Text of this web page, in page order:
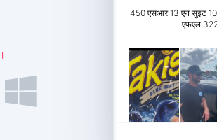
450 एसआर 13 एन सुइट
एफएल